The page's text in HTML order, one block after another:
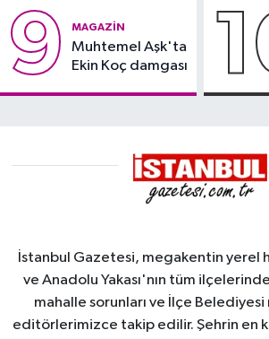
9 MAGAZIN
Muhtemel Aşk'ta
Ekin Koç damgası
İstanbul Gazetesi, megakentin yerel
ve Anadolu Yakası'nın tüm
mahalle sorunları ve İlçe Belediyesi
editörlerimizce takip edilir. Şehrin en